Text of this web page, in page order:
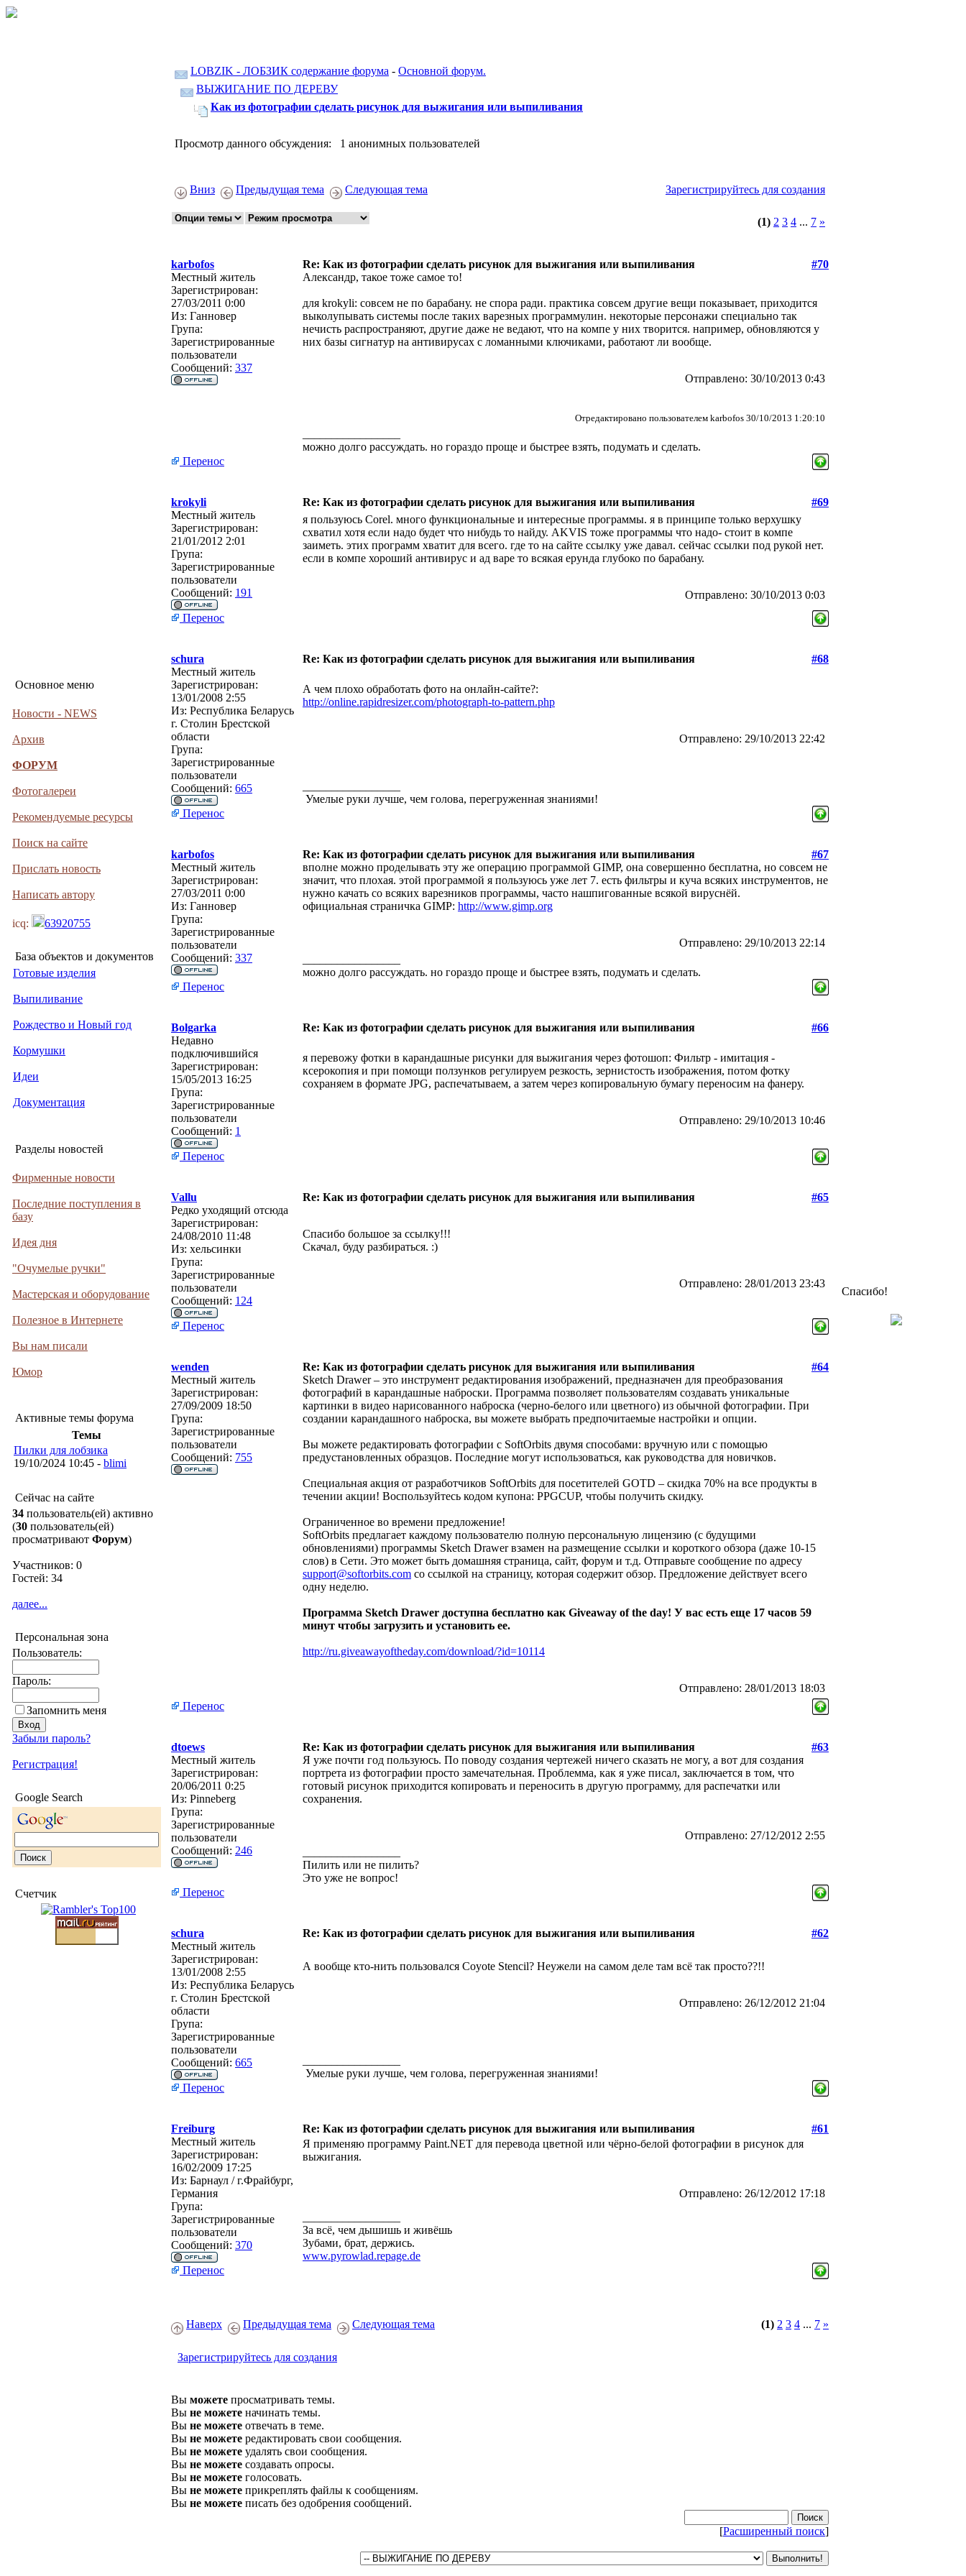
Основное меню
Новости - NEWS
Архив
ФОРУМ
Фотогалереи
Рекомендуемые ресурсы
Поиск на сайте
Прислать новость
Написать автору
icq: 63920755
База объектов и документов
Готовые изделия
Выпиливание
Рождество и Новый год
Кормушки
Идеи
Документация
Разделы новостей
Фирменные новости
Последние поступления в
базу
Идея дня
"Очумелые ручки"
Мастерская и оборудование
Полезное в Интернете
Вы нам писали
Юмор
Активные темы форума
Темы
Пилки для лобзика
19/10/2024 10:45 - blimi
Сейчас на сайте
34 пользователь(ей) активно
(30 пользователь(ей)
просматривают Форум)
Участников: 0
Гостей: 34
далее...
Персональная зона
Пользователь:
Пароль:
Запомнить меня
Забыли пароль?
Регистрация!
Google Search
Счетчик
LOBZIK - ЛОБЗИК содержание форума - Основной форум.
ВЫЖИГАНИЕ ПО ДЕРЕВУ
Как из фотографии сделать рисунок для выжигания или выпиливания
Просмотр данного обсуждения: 1 анонимных пользователей
Вниз Предыдущая тема Следующая тема Зарегистрируйтесь для создания
(1) 2 3 4 ... 7 »
karbofos Re: Как из фотографии сделать рисунок для выжигания или выпиливания
#70
Местный житель
Зарегистрирован:
27/03/2011 0:00
Из: Ганновер
Група:
Зарегистрированные
пользователи
Сообщений: 337
Александр, такое тоже самое то!
для krokyli: совсем не по барабану. не спора ради. практика совсем другие вещи показывает, приходится
выколупывать системы после таких варезных программулин. некоторые персонажи специально так
нечисть распространяют, другие даже не ведают, что на компе у них творится. например, обновляются у
них базы сигнатур на антивирусах с ломанными ключиками, работают ли вообще.
Отправлено: 30/10/2013 0:43
Отредактировано пользователем karbofos 30/10/2013 1:20:10
можно долго рассуждать. но гораздо проще и быстрее взять, подумать и сделать.
Перенос
krokyli Re: Как из фотографии сделать рисунок для выжигания или выпиливания
#69
Местный житель
Зарегистрирован:
21/01/2012 2:01
Група:
Зарегистрированные
пользователи
Сообщений: 191
я пользуюсь Corel. много функциональные и интересные программы. я в принципе только верхушку
схватил хотя если надо будет что нибудь то найду. AKVIS тоже программы что надо- стоит в компе
заиметь. этих программ хватит для всего. где то на сайте ссылку уже давал. сейчас ссылки под рукой нет.
если в компе хороший антивирус и ад варе то всякая ерунда глубоко по барабану.
Отправлено: 30/10/2013 0:03
Перенос
schura Re: Как из фотографии сделать рисунок для выжигания или выпиливания
#68
Местный житель
Зарегистрирован:
13/01/2008 2:55
Из: Республика Беларусь
г. Столин Брестской
области
Група:
Зарегистрированные
пользователи
Сообщений: 665
А чем плохо обработать фото на онлайн-сайте?:
http://online.rapidresizer.com/photograph-to-pattern.php
Отправлено: 29/10/2013 22:42
Умелые руки лучше, чем голова, перегруженная знаниями!
Перенос
karbofos Re: Как из фотографии сделать рисунок для выжигания или выпиливания
#67
Местный житель
Зарегистрирован:
27/03/2011 0:00
Из: Ганновер
Група:
Зарегистрированные
пользователи
Сообщений: 337
вполне можно проделывать эту же операцию программой GIMP, она совершенно бесплатна, но совсем не
значит, что плохая. этой программой я пользуюсь уже лет 7. есть фильтры и куча всяких инструментов, не
нужно качать со всяких варезников программы, часто нашпигованные всякой вируснёй.
официальная страничка GIMP: http://www.gimp.org
Отправлено: 29/10/2013 22:14
можно долго рассуждать. но гораздо проще и быстрее взять, подумать и сделать.
Перенос
Bolgarka Re: Как из фотографии сделать рисунок для выжигания или выпиливания
#66
Недавно
подключившийся
Зарегистрирован:
15/05/2013 16:25
Група:
Зарегистрированные
пользователи
Сообщений: 1
я перевожу фотки в карандашные рисунки для выжигания через фотошоп: Фильтр - имитация -
ксерокопия и при помощи ползунков регулируем резкость, зернистость изображения, потом фотку
сохраняем в формате JPG, распечатываем, а затем через копировальную бумагу переносим на фанеру.
Отправлено: 29/10/2013 10:46
Перенос
Vallu Re: Как из фотографии сделать рисунок для выжигания или выпиливания
#65
Редко уходящий отсюда
Зарегистрирован:
24/08/2010 11:48
Из: хельсинки
Група:
Зарегистрированные
пользователи
Сообщений: 124
Спасибо большое за ссылку!!!
Скачал, буду разбираться. :)
Отправлено: 28/01/2013 23:43
Перенос
wenden Re: Как из фотографии сделать рисунок для выжигания или выпиливания
#64
Местный житель
Зарегистрирован:
27/09/2009 18:50
Група:
Зарегистрированные
пользователи
Сообщений: 755
Sketch Drawer – это инструмент редактирования изображений, предназначен для преобразования
фотографий в карандашные наброски. Программа позволяет пользователям создавать уникальные
картинки в видео нарисованного наброска (черно-белого или цветного) из обычной фотографии. При
создании карандашного наброска, вы можете выбрать предпочитаемые настройки и опции.
Вы можете редактировать фотографии с SoftOrbits двумя способами: вручную или с помощью
предустановленных образцов. Последние могут использоваться, как руководства для новичков.
Специальная акция от разработчиков SoftOrbits для посетителей GOTD – скидка 70% на все продукты в
течении акции! Воспользуйтесь кодом купона: PPGCUP, чтобы получить скидку.
Ограниченное во времени предложение!
SoftOrbits предлагает каждому пользователю полную персональную лицензию (с будущими
обновлениями) программы Sketch Drawer взамен на размещение ссылки и короткого обзора (даже 10-15
слов) в Сети. Это может быть домашняя страница, сайт, форум и т.д. Отправьте сообщение по адресу
support@softorbits.com со ссылкой на страницу, которая содержит обзор. Предложение действует всего
одну неделю.
Программа Sketch Drawer доступна бесплатно как Giveaway of the day! У вас есть еще 17 часов 59
минут чтобы загрузить и установить ее.
http://ru.giveawayoftheday.com/download/?id=10114
Отправлено: 28/01/2013 18:03
Перенос
dtoews Re: Как из фотографии сделать рисунок для выжигания или выпиливания
#63
Местный житель
Зарегистрирован:
20/06/2011 0:25
Из: Pinneberg
Група:
Зарегистрированные
пользователи
Сообщений: 246
Я уже почти год пользуюсь. По поводу создания чертежей ничего сказать не могу, а вот для создания
портрета из фотографии просто замечательная. Проблемма, как я уже писал, заключается в том, что
готовый рисунок приходится копировать и переносить в другую программу, для распечатки или
сохранения.
Отправлено: 27/12/2012 2:55
Пилить или не пилить?
Это уже не вопрос!
Перенос
schura Re: Как из фотографии сделать рисунок для выжигания или выпиливания
#62
Местный житель
Зарегистрирован:
13/01/2008 2:55
Из: Республика Беларусь
г. Столин Брестской
области
Група:
Зарегистрированные
пользователи
Сообщений: 665
А вообще кто-нить пользовался Coyote Stencil? Неужели на самом деле там всё так просто??!!
Отправлено: 26/12/2012 21:04
Умелые руки лучше, чем голова, перегруженная знаниями!
Перенос
Freiburg Re: Как из фотографии сделать рисунок для выжигания или выпиливания
#61
Местный житель
Зарегистрирован:
16/02/2009 17:25
Из: Барнаул / г.Фрайбург,
Германия
Група:
Зарегистрированные
пользователи
Сообщений: 370
Я применяю программу Paint.NET для перевода цветной или чёрно-белой фотографии в рисунок для
выжигания.
Отправлено: 26/12/2012 17:18
За всё, чем дышишь и живёшь
Зубами, брат, держись.
www.pyrowlad.repage.de
Перенос
Наверх Предыдущая тема Следующая тема (1) 2 3 4 ... 7 »
Зарегистрируйтесь для создания
Вы можете просматривать темы.
Вы не можете начинать темы.
Вы не можете отвечать в теме.
Вы не можете редактировать свои сообщения.
Вы не можете удалять свои сообщения.
Вы не можете создавать опросы.
Вы не можете голосовать.
Вы не можете прикреплять файлы к сообщениям.
Вы не можете писать без одобрения сообщений.
[Расширенный поиск]
Спасибо!